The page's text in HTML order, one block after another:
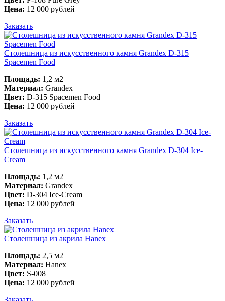
Цена: 12 000 рублей
Заказать
Столешница из искусственного камня Grandex D-315
Spacemen Food
Площадь: 1,2 м2
Материал: Grandex
Цвет: D-315 Spacemen Food
Цена: 12 000 рублей
Заказать
Столешница из искусственного камня Grandex D-304 Ice-
Cream
Площадь: 1,2 м2
Материал: Grandex
Цвет: D-304 Ice-Cream
Цена: 12 000 рублей
Заказать
Столешница из акрила Hanex
Площадь: 2,5 м2
Материал: Hanex
Цвет: S-008
Цена: 12 000 рублей